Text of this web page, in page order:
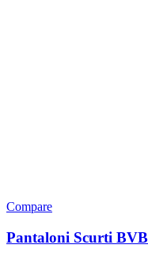
Compare
Pantaloni Scurti